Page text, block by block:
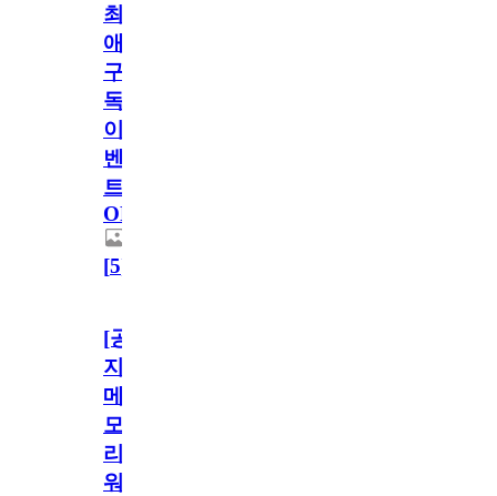
최
애
구
독
이
벤
트
OPEN!
[5]
[공
지]
메
모
리
워